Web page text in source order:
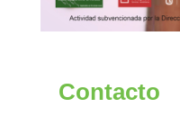
Contacto